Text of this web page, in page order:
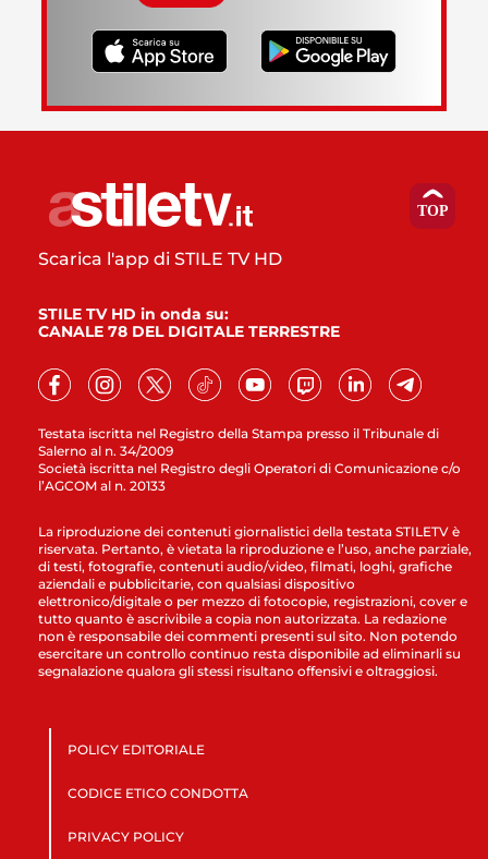
Testata iscritta nel Registro della Stampa presso il Tribunale di
Salerno al n. 34/2009
Società iscritta nel Registro degli Operatori di Comunicazione c/o
l’AGCOM al n. 20133
Scarica l'app di STILE TV HD
STILE TV HD in onda su:
CANALE 78 DEL DIGITALE TERRESTRE
La riproduzione dei contenuti giornalistici della testata STILETV è
riservata. Pertanto, è vietata la riproduzione e l’uso, anche parziale,
di testi, fotografie, contenuti audio/video, filmati, loghi, grafiche
aziendali e pubblicitarie, con qualsiasi dispositivo
elettronico/digitale o per mezzo di fotocopie, registrazioni, cover e
tutto quanto è ascrivibile a copia non autorizzata. La redazione
non è responsabile dei commenti presenti sul sito. Non potendo
esercitare un controllo continuo resta disponibile ad eliminarli su
segnalazione qualora gli stessi risultano offensivi e oltraggiosi.
POLICY EDITORIALE
CODICE ETICO CONDOTTA
PRIVACY POLICY